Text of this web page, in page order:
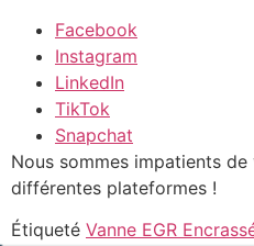
Facebook
Instagram
LinkedIn
TikTok
Snapchat
Nous sommes impatients
différentes plateformes !
Étiqueté Vanne EGR